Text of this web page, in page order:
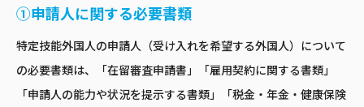
①申請人に関する必要書類
特定技能外国人の申請人（受け入れを希望する外国人）について
の必要書類は、「在留審査申請書」「雇用契約に関する書類」
「申請人の能力や状況を提示する書類」「税金・年金・健康保険